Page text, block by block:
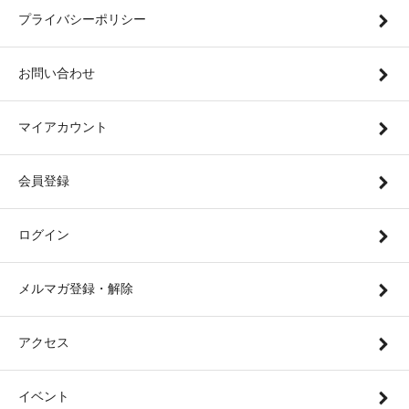
プライバシーポリシー
お問い合わせ
マイアカウント
会員登録
ログイン
メルマガ登録・解除
アクセス
イベント